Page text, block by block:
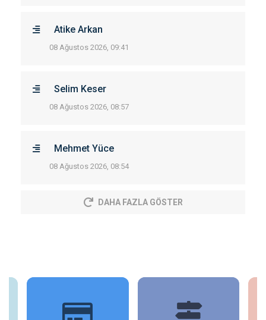
Atike Arkan
08 Ağustos 2026, 09:41
Selim Keser
08 Ağustos 2026, 08:57
Mehmet Yüce
08 Ağustos 2026, 08:54
DAHA FAZLA GÖSTER